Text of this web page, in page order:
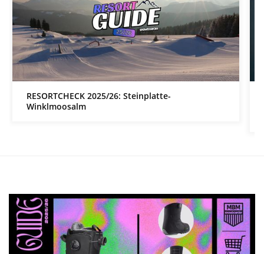
RESORTCHECK 2025/26: Steinplatte-
Winklmoosalm